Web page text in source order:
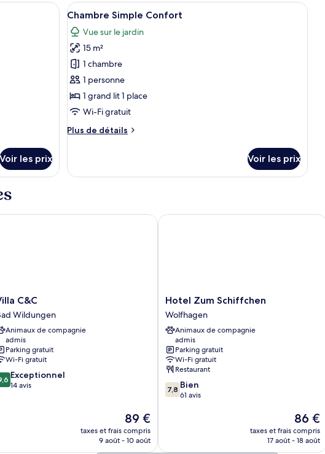
moderne avec un grand lit, un bureau avec une chaise, une petite plante et une
Voir les prix
Afficher
toutes
les
photos
pour
ce
type
de
chambre :
Chambre
Une chambre moderne comprenant
2
Chambre Simple Confort
Vue sur le jardin
15 m²
1 chambre
1 personne
1 grand lit 1 place
Wi-Fi gratuit
Plus de détails
Plus
le
Chambre
Voir les prix
C&C
Wildungen
Animaux de compagnie
admis
Parking gratuit
Wi-Fi gratuit
Exceptionnel
14 avis
Le
nouveau
prix
89 €
taxes et frais compris
9 août - 10 août
C&C
Hotel
Zum
Schiffchen
Wolfhagen
Hotel Zum Schiffchen
Wolfhagen
Animaux de compagnie
admis
Parking gratuit
Wi-Fi gratuit
Restaurant
7.8
sur
7,8 Bien
61 avis
Le
nouveau
prix
86 €
taxes et frais compris
17 août - 18 août
Hotel Zum Schiffchen